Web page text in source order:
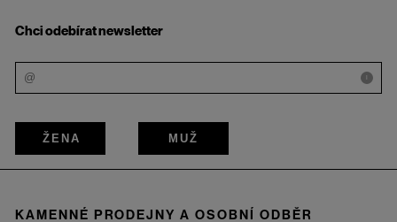
Chci odebírat newsletter
i
ŽENA MUŽ
KAMENNÉ PRODEJNY A OSOBNÍ ODBĚR